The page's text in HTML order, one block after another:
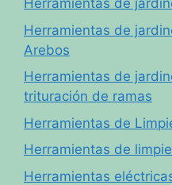
Herramientas de
Herramientas de
Arebos
Herramientas de
trituración de ramas
Herramientas de
Herramientas de
Herramientas